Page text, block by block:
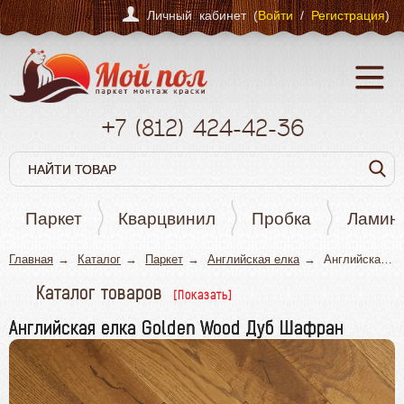
Личный кабинет (Войти/Регистрация)
+7 (812) 424-42-36
Паркет Кварцвинил Пробка
Главная Каталог Паркет Английская елка Английская елка Golden Wood Дуб Шафран
Каталог товаров
Паркет
Штучный паркет
Паркетная доска
Английская елка Golden Wood Дуб Шафран